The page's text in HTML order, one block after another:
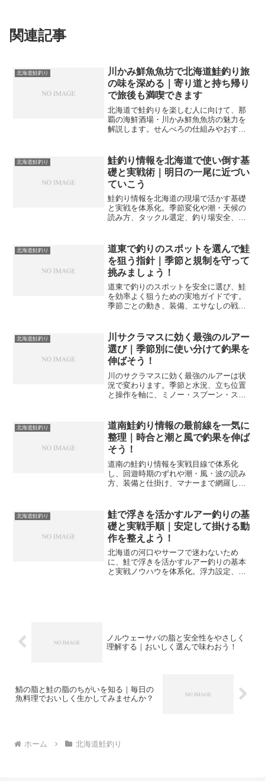
関連記事
北海道鮭釣り
川かみ鮮魚魚坊で北海道鮭釣り旅
の味を深める｜寄り道と持ち帰り
で旅後も満喫できます
北海道で鮭釣りを楽しむ人に向けて、那
覇の海鮮酒場・川かみ鮮魚魚坊の魅力を
解説します。せんべろの仕組みやおすす
め、海鮮時間をより充実させるヒントを
紹介します。
北海道鮭釣り
鮭釣り情報を北海道で使い倒す基
礎と実戦術｜明日の一尾に近づい
ていこう
鮭釣り情報を北海道の現場で活かす基礎
と実戦を体系化。季節変化や潮・天候の
読み方、タックル選定、釣り場安全、ル
北海道鮭釣り
道東で釣りのスポットを選んで鮭
を狙う指針｜季節と規制を守って
挑みましょう！
道東で釣りのスポットを安全に選び、鮭
を効率よく狙うための実地ガイドです。
季節ごとの動き、装備、エサなしの戦
北海道鮭釣り
川サクラマスに効く最強のルアー
選び｜季節別に使い分けて釣果を
伸ばそう！
川のサクラマスに効く最強のルアーは状
況で変わります。季節と水況、立ち位置
と操作を軸に、ミノー・スプーン・スピ
を解説します。
北海道鮭釣り
道南鮭釣り情報の最前線を一気に
整理｜時合と潮と風で釣果を伸ば
そう！
道南の鮭釣り情報を実戦目線で体系化
し、回遊時期のずれや潮・風・波の読み
方、装備と仕掛け、マナーまで網羅しま
北海道鮭釣り
鮭で浮きを活かすルアー釣りの基
礎と実戦手順｜安定して掛ける動
作を整えよう！
北海道の河口やサーフで迷わないため
に、鮭で浮きを活かすルアー釣りの基本
と実戦ノウハウを体系化。浮力設定、カ
ノルウェーサバの脂と安全性をやさしく
理解する｜おいしく選んで味わおう！
鯖の脂と鮭の脂のちがいを知る｜毎日の
魚料理でおいしく生かしてみませんか？
ホーム 北海道鮭釣り